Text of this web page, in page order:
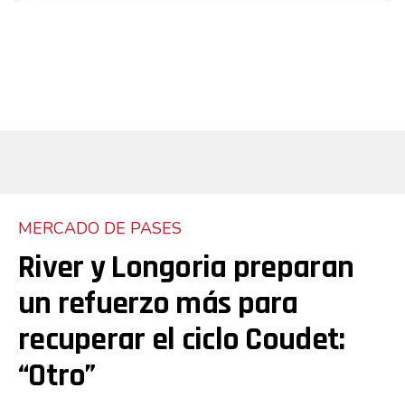
MERCADO DE PASES
River y Longoria preparan
un refuerzo más para
recuperar el ciclo Coudet:
“Otro”